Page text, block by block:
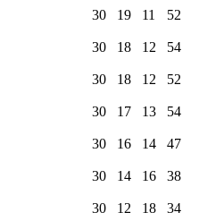
30 19 11 52
30 18 12 54
30 18 12 52
30 17 13 54
30 16 14 47
30 14 16 38
30 12 18 34